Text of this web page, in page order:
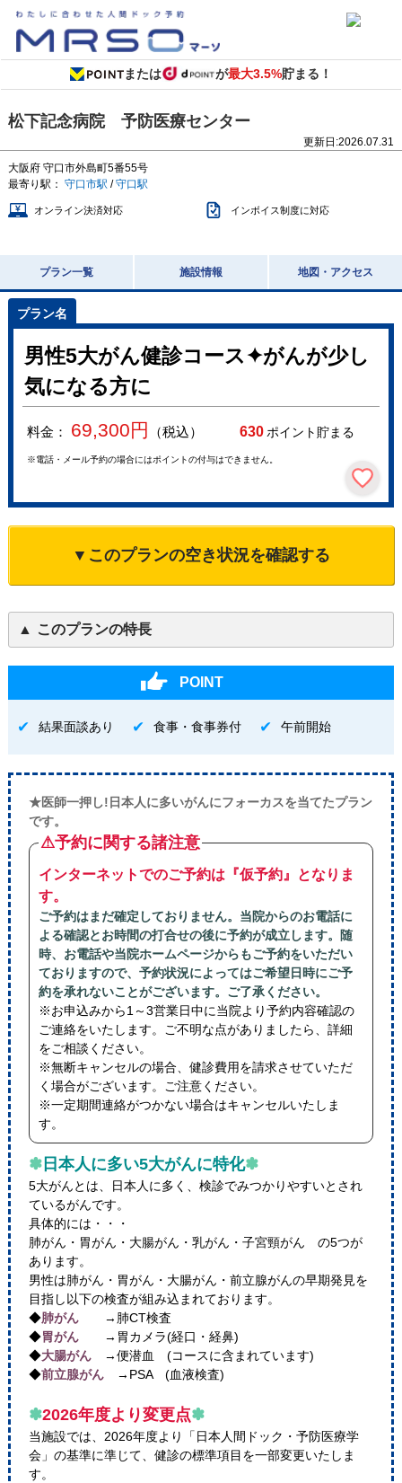
または が最大3.5%貯まる！
松下記念病院 予防医療センター
更新日:2026.07.31
大阪府 守口市外島町5番55号
最寄り駅： 守口市駅 /守口駅
オンライン決済対応 インボイス制度に対応
プラン一覧 施設情報 地図・アクセス
男性5大がん健診コース✦がんが少し
気になる方に
料金： 69,300円 （税込） 630ポイント貯まる
※電話・メール予約の場合にはポイントの付与はできません。
▼このプランの空き状況を確認する
このプランの特長
POINT
結果面談あり 食事・食事券付 午前開始
★医師一押し!日本人に多いがんにフォーカスを当てたプラン
です。
⚠予約に関する諸注意
インターネットでのご予約は『仮予約』となりま
す。
ご予約はまだ確定しておりません。当院からのお電話に
よる確認とお時間の打合せの後に予約が成立します。随
時、お電話や当院ホームページからもご予約をいただい
ておりますので、予約状況によってはご希望日時にご予
約を承れないことがございます。ご了承ください。
※お申込みから1～3営業日中に当院より予約内容確認の
ご連絡をいたします。ご不明な点がありましたら、詳細
をご相談ください。
※無断キャンセルの場合、健診費用を請求させていただ
く場合がございます。ご注意ください。
※一定期間連絡がつかない場合はキャンセルいたしま
す。
✽日本人に多い5大がんに特化✽
5大がんとは、日本人に多く、検診でみつかりやすいとされ
ているがんです。
具体的には・・・
肺がん・胃がん・大腸がん・乳がん・子宮頸がん の5つが
あります。
男性は肺がん・胃がん・大腸がん・前立腺がんの早期発見を
目指し以下の検査が組み込まれております。
◆肺がん→肺CT検査
◆胃がん→胃カメラ(経口・経鼻)
◆大腸がん→便潜血 (コースに含まれています)
◆前立腺がん→PSA (血液検査)
✽2026年度より変更点✽
当施設では、2026年度より「日本人間ドック・予防医療学
会」の基準に準じて、健診の標準項目を一部変更いたしま
す。